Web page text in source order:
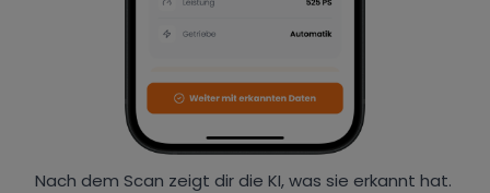
Nach dem Scan zeigt dir die KI, was sie erkannt hat.